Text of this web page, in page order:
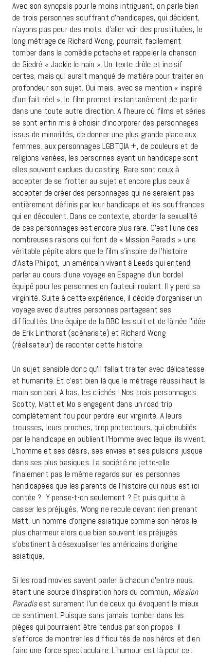
Avec son synopsis pour le moins intriguant, on parle bien
de trois personnes souffrant d’handicapes, qui décident,
n’ayons pas peur des mots, d’aller voir des prostituées, le
long métrage de Richard Wong, pourrait facilement
tomber dans la comédie potache et rappeler la chanson
de Giedré « Jackie le nain ». Un texte drôle et incisif
certes, mais qui aurait manqué de matière pour traiter en
profondeur son sujet. Oui mais, avec sa mention « inspiré
d’un fait réel », le film promet instantanément de partir
dans une toute autre direction. A l’heure où films et séries
se sont enfin mis à choisir d’incorporer des personnages
issus de minorités, de donner une plus grande place aux
femmes, aux personnages LGBTQIA +, de couleurs et de
religions variées, les personnes ayant un handicape sont
elles souvent exclues du casting. Rare sont ceux à
accepter de se frotter au sujet et encore plus ceux à
accepter de créer des personnages qui ne seraient pas
entièrement définis par leur handicape et les souffrances
qui en découlent. Dans ce contexte, aborder la sexualité
de ces personnages est encore plus rare. C’est l’une des
nombreuses raisons qui font de « Mission Paradis » une
véritable pépite alors que le film s’inspire de l’histoire
d’Asta Philpot, un américain vivant à Leeds qui entend
parler au cours d’une voyage en Espagne d’un bordel
équipé pour les personnes en fauteuil roulant. Il y perd sa
virginité. Suite à cette expérience, il décide d’organiser un
voyage avec d’autres personnes partageant ses
difficultés. Une équipe de la BBC les suit et de là née l’idée
de Erik Linthorst (scénariste) et Richard Wong
(réalisateur) de raconter cette histoire.
Un sujet sensible donc qu’il fallait traiter avec délicatesse
et humanité. Et c’est bien là que le métrage réussi haut la
main son pari. A bas, les clichés ! Nos trois personnages
Scotty, Matt et Mo s’engagent dans un road trip
complètement fou pour perdre leur virginité. A leurs
trousses, leurs proches, trop protecteurs, qui obnubilés
par le handicape en oublient l’Homme avec lequel ils vivent.
L’homme et ses désirs, ses envies et ses pulsions jusque
dans ses plus basiques. La société ne jette-elle
finalement pas le même regards sur les personnes
handicapées que les parents de l’histoire qui nous est ici
contée ? Y pense-t-on seulement ? Et puis quitte à
casser les préjugés, Wong ne recule devant rien prenant
Matt, un homme d’origine asiatique comme son héros le
plus charmeur alors que bien souvent les préjugés
s’obstinent à désexualiser les américains d’origine
asiatique.
Si les road movies savent parler à chacun d’entre nous,
étant une source d’inspiration hors du commun, Mission
Paradisest surement l’un de ceux qui évoquent le mieux
ce sentiment. Puisque sans jamais tomber dans les
pièges qui pourraient être tendus par son propos, il
s’efforce de montrer les difficultés de nos héros et d’en
faire une force spectaculaire. L’humour est là pour cet